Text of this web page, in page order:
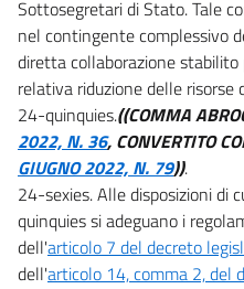
Sottosegretari di Stato. Tale
nel contingente complessivo
diretta collaborazione stabilito
relativa riduzione delle
24-quinquies.((COMMA
2022, N. 36, CONVERTITO
GIUGNO 2022, N. 79)).
24-sexies. Alle disposizioni di
quinquies si adeguano i
dell'articolo 7 del decreto
dell'articolo 14, comma 2, del